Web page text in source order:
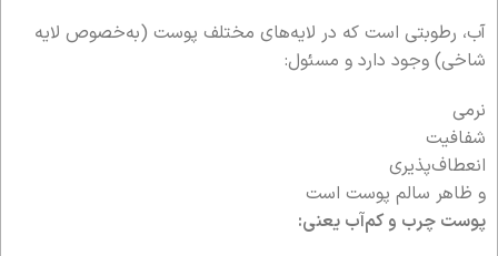
آب، رطوبتی است که در لایه‌های مختلف پوست (به‌خصوص لایه
شاخی) وجود دارد و مسئول:
نرمی
شفافیت
انعطاف‌پذیری
و ظاهر سالم پوست است
پوست چرب و کم‌آب یعنی: